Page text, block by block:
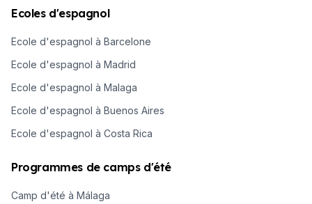
Ecoles d'espagnol
Ecole d'espagnol à Barcelone
Ecole d'espagnol à Madrid
Ecole d'espagnol à Malaga
Ecole d'espagnol à Buenos Aires
Ecole d'espagnol à Costa Rica
Programmes de camps d'été
Camp d'été à Málaga